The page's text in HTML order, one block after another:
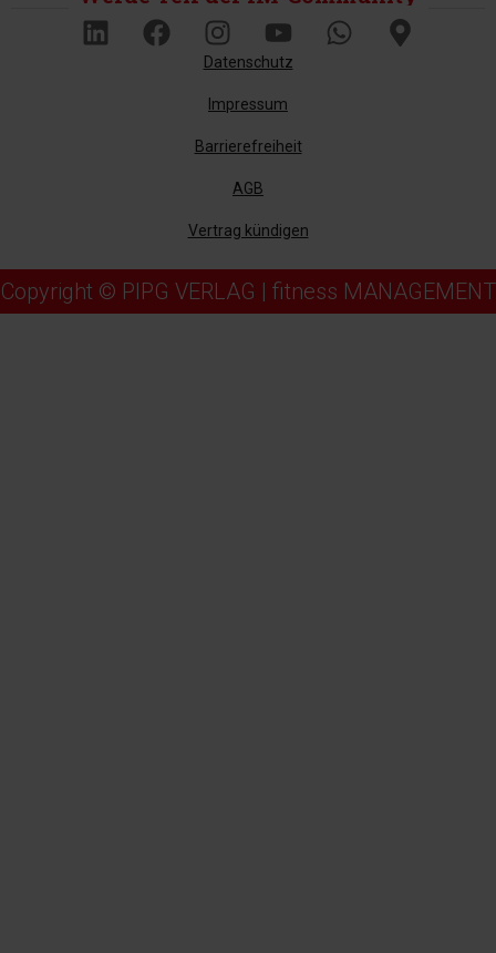
Datenschutz
Impressum
Barrierefreiheit
AGB
Vertrag kündigen
Copyright © PIPG VERLAG | fitness MANAGEMENT